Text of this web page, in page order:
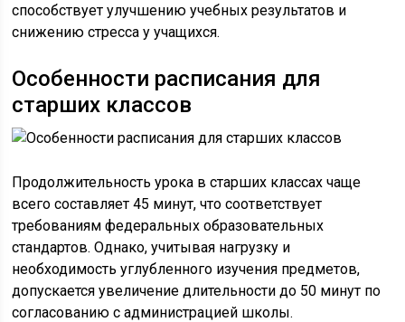
способствует улучшению учебных результатов и
снижению стресса у учащихся.
Особенности расписания для
старших классов
Продолжительность урока в старших классах чаще
всего составляет 45 минут, что соответствует
требованиям федеральных образовательных
стандартов. Однако, учитывая нагрузку и
необходимость углубленного изучения предметов,
допускается увеличение длительности до 50 минут по
согласованию с администрацией школы.